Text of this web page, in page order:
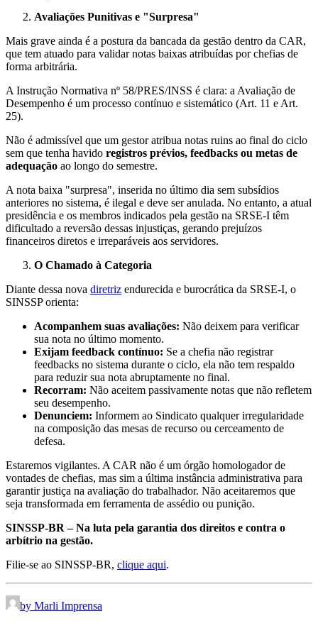
Avaliações Punitivas e "Surpresa"
Mais grave ainda é a postura da bancada da gestão dentro da CAR,
que tem atuado para validar notas baixas atribuídas por chefias de
forma arbitrária.
A Instrução Normativa nº 58/PRES/INSS é clara: a Avaliação de
Desempenho é um processo contínuo e sistemático (Art. 11 e Art.
25).
Não é admissível que um gestor atribua notas ruins ao final do ciclo
sem que tenha havido registros prévios, feedbacks ou metas de
adequação ao longo do semestre.
A nota baixa "surpresa", inserida no último dia sem subsídios
anteriores no sistema, é ilegal e deve ser anulada. No entanto, a atual
presidência e os membros indicados pela gestão na SRSE-I têm
dificultado a reversão dessas injustiças, gerando prejuízos
financeiros diretos e irreparáveis aos servidores.
O Chamado à Categoria
Diante dessa nova diretriz endurecida e burocrática da SRSE-I, o
SINSSP orienta:
Acompanhem suas avaliações: Não deixem para verificar
sua nota no último momento.
Exijam feedback contínuo: Se a chefia não registrar
feedbacks no sistema durante o ciclo, ela não tem respaldo
para reduzir sua nota abruptamente no final.
Recorram: Não aceitem passivamente notas que não refletem
seu desempenho.
Denunciem: Informem ao Sindicato qualquer irregularidade
na composição das mesas de recurso ou cerceamento de
defesa.
Estaremos vigilantes. A CAR não é um órgão homologador de
vontades de chefias, mas sim a última instância administrativa para
garantir justiça na avaliação do trabalhador. Não aceitaremos que
seja transformada em ferramenta de assédio ou punição.
SINSSP-BR – Na luta pela garantia dos direitos e contra o
arbítrio na gestão.
Filie-se ao SINSSP-BR, clique aqui.
by Marli Imprensa